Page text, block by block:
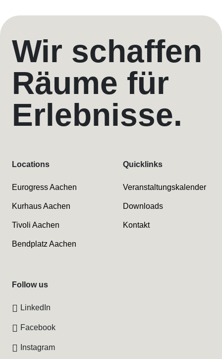
Wir schaffen
Räume für
Erlebnisse.
Locations
Eurogress Aachen
Kurhaus Aachen
Tivoli Aachen
Bendplatz Aachen
Quicklinks
Veranstaltungskalender
Downloads
Kontakt
Follow us
LinkedIn
Facebook
Instagram